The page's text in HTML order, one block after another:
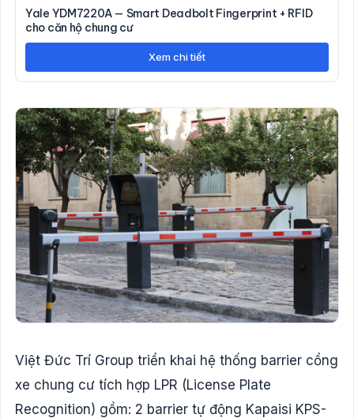
Yale YDM7220A — Smart Deadbolt Fingerprint + RFID
cho căn hộ chung cư
Xem chi tiết
Việt Đức Trí Group triển khai hệ thống barrier cổng
xe chung cư tích hợp LPR (License Plate
Recognition) gồm: 2 barrier tự động Kapaisi KPS-